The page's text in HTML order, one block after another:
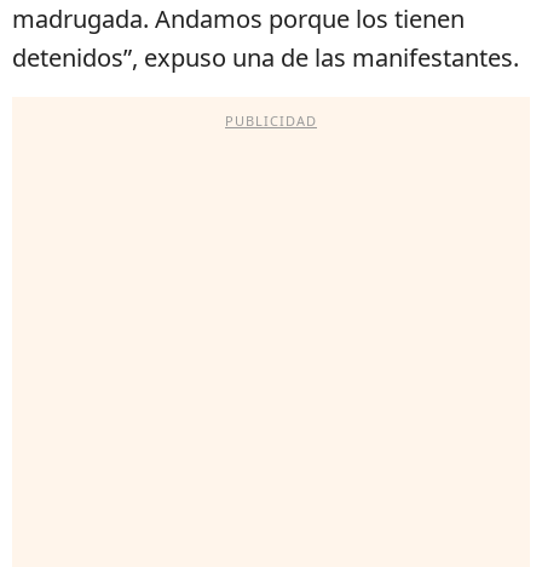
madrugada. Andamos porque los tienen
detenidos”, expuso una de las manifestantes.
PUBLICIDAD